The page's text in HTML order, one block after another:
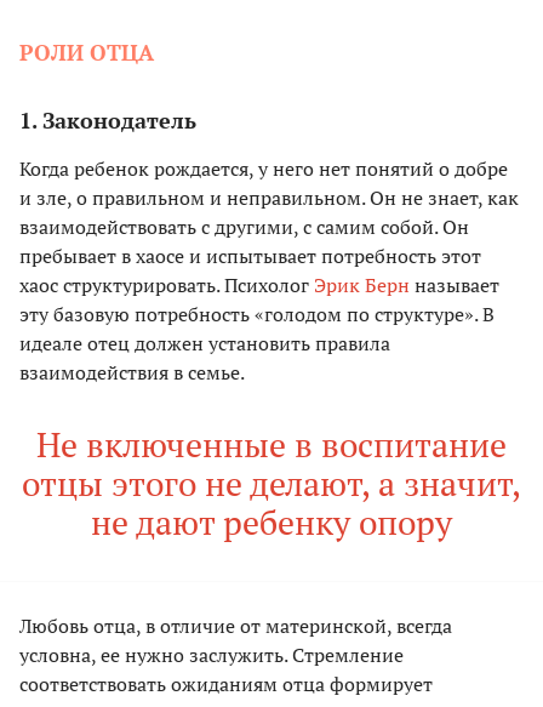
РОЛИ ОТЦА
1. Законодатель
Когда ребенок рождается, у него нет понятий о добре
и зле, о правильном и неправильном. Он не знает, как
взаимодействовать с другими, с самим собой. Он
пребывает в хаосе и испытывает потребность этот
хаос структурировать. Психолог Эрик Берн называет
эту базовую потребность «голодом по структуре». В
идеале отец должен установить правила
взаимодействия в семье.
Не включенные в воспитание
отцы этого не делают, а значит,
не дают ребенку опору
Любовь отца, в отличие от материнской, всегда
условна, ее нужно заслужить. Стремление
соответствовать ожиданиям отца формирует